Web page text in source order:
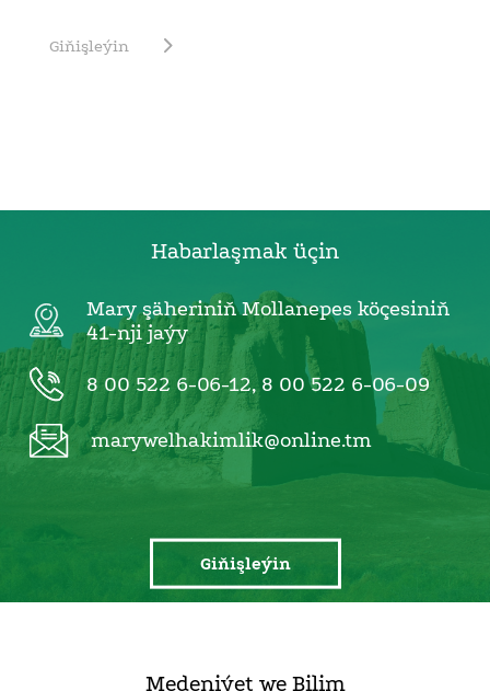
Giňişleýin
Habarlaşmak üçin
Mary şäheriniň Mollanepes köçesiniň
41-nji jaýy
8 00 522 6-06-12,8 00 522 6-06-09
marywelhakimlik@online.tm
Giňişleýin
Medeniýet we Bilim